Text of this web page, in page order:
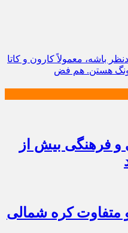
باشه، معمولاً کارون و کاتا
هستن. هم فض
تاریخی و فرهنگی بیش از
متفاوت کره شمالی